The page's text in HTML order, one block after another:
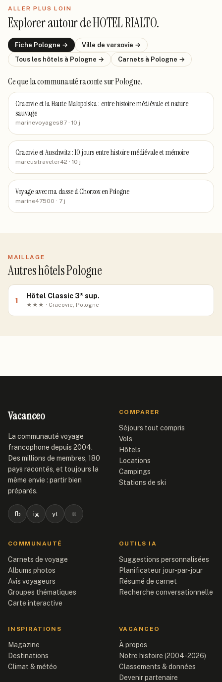
ALLER PLUS LOIN
Explorer autour deHOTEL RIALTO.
Fiche Pologne → Ville de varsovie →
Tous les hôtels à Pologne → Carnets à Pologne →
Ce que la communauté racontesur Pologne.
Cracovie et la Haute Malopolska : entre histoire médiévale et nature
sauvage
marinevoyages87 · 10 j
Cracovie et Auschwitz : 10 jours entre histoire médiévale et mémoire
marcustraveler42 · 10 j
Voyage avec ma classe à Chorzox en Pologne
marine47500 · 7 j
MAILLAGE
Autres hôtels Pologne
1
Hôtel Classic 3* sup.
★★★ · Cracovie, Pologne
Vacanceo
La communauté voyage
francophone depuis 2004.
Des millions de membres, 180
pays racontés, et toujours la
même envie : partir bien
préparés.
fb ig yt tt
COMPARER
Séjours tout compris
Vols
Hôtels
Locations
Campings
Stations de ski
COMMUNAUTÉ
Carnets de voyage
Albums photos
Avis voyageurs
Groupes thématiques
Carte interactive
OUTILS IA
Suggestions personnalisées
Planificateur jour-par-jour
Résumé de carnet
Recherche conversationnelle
INSPIRATIONS
Magazine
Destinations
Climat & météo
VACANCEO
À propos
Notre histoire (2004-2026)
Classements & données
Devenir partenaire